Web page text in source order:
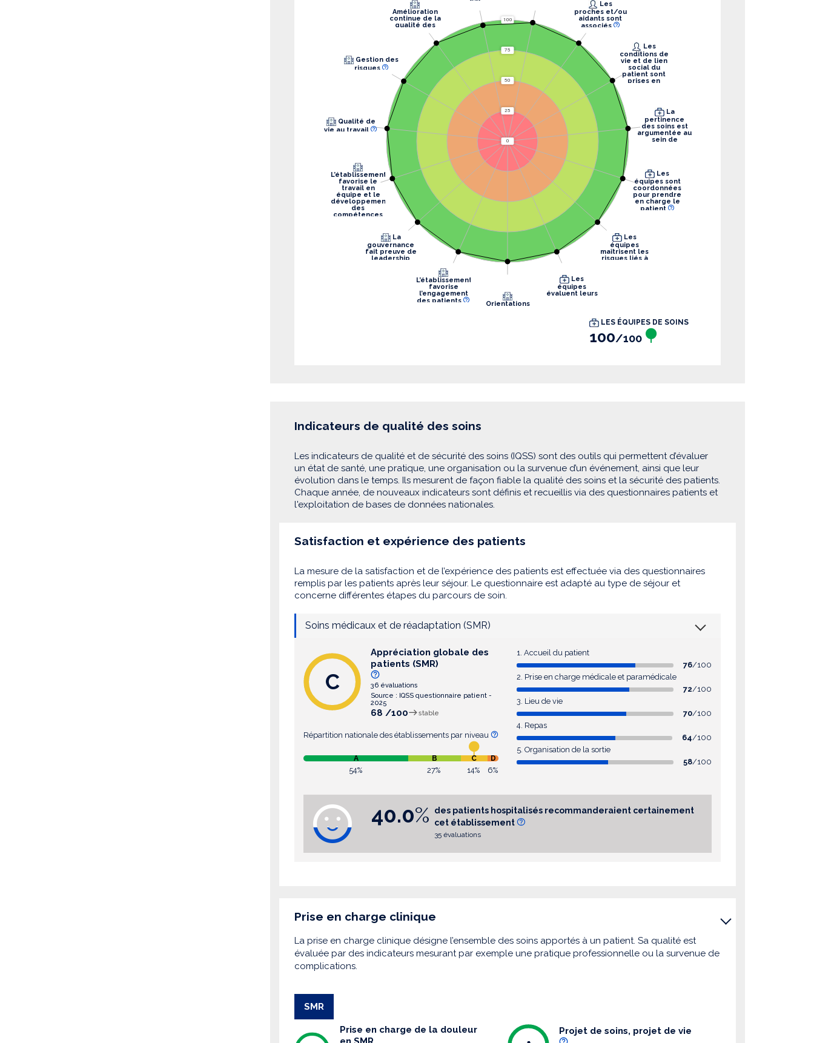
LES ÉQUIPES DE SOINS
100/100
proches et/ou
aidants sont
associés
conditions de
vie et de lien
social du
patient sont
prises en
La
pertinence
des soins est
argumentée au
sein de
équipes sont
coordonnées
pour prendre
en charge le
patient
équipes
maîtrisent les
risques liés à
équipes
évaluent leurs
Orientations
L’établissement
favorise
l’engagement
des patients
La
gouvernance
fait preuve de
leadership
L’établissement
favorise le
travail en
équipe et le
développement
des
compétences
Qualité de
vie au travail
risques
Amélioration
continue de la
qualité des
100
75
50
25
0
Indicateurs de qualité des soins
Les indicateurs de qualité et de sécurité des soins (IQSS) sont des outils qui permettent d’évaluer
un état de santé, une pratique, une organisation ou la survenue d’un événement, ainsi que leur
évolution dans le temps. Ils mesurent de façon fiable la qualité des soins et la sécurité des patients.
Chaque année, de nouveaux indicateurs sont définis et recueillis via des questionnaires patients et
l'exploitation de bases de données nationales.
Satisfaction et expérience des patients
La mesure de la satisfaction et de l’expérience des patients est effectuée via des questionnaires
remplis par les patients après leur séjour. Le questionnaire est adapté au type de séjour et
concerne différentes étapes du parcours de soin.
Soins médicaux et de réadaptation (SMR)
Appréciation globale des
patients (SMR)
36 évaluations
Source : IQSS questionnaire patient -
2025
68 /100 stable
C
Répartition nationale des établissements par niveau
A B C D
54% 27% 14% 6%
1. Accueil du patient
76/100
2. Prise en charge médicale et paramédicale
72/100
3. Lieu de vie
70/100
4. Repas
64/100
5. Organisation de la sortie
58/100
40.0%
des patients hospitalisés recommanderaient certainement
cet établissement
35 évaluations
Prise en charge clinique
La prise en charge clinique désigne l’ensemble des soins apportés à un patient. Sa qualité est
évaluée par des indicateurs mesurant par exemple une pratique professionnelle ou la survenue de
complications.
SMR
Prise en charge de la douleur
Projet de soins, projet de vie